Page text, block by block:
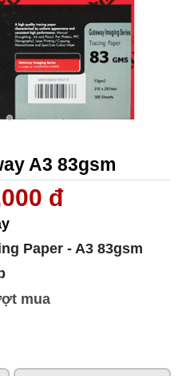
A3 83gsm
đ
Paper - A3 83gsm
mua